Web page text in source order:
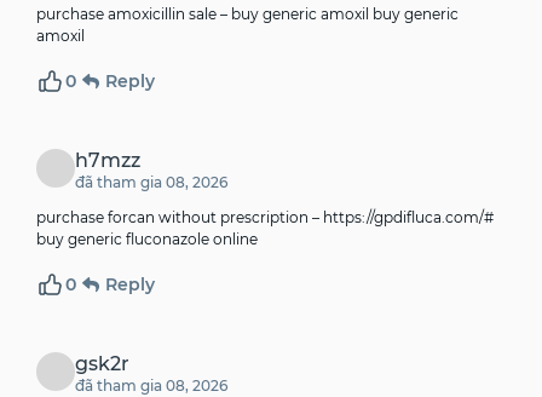
purchase amoxicillin sale – buy generic amoxil buy generic
amoxil
0 Reply
h7mzz
đã tham gia 08, 2026
purchase forcan without prescription – https://gpdifluca.com/#
buy generic fluconazole online
0 Reply
gsk2r
đã tham gia 08, 2026